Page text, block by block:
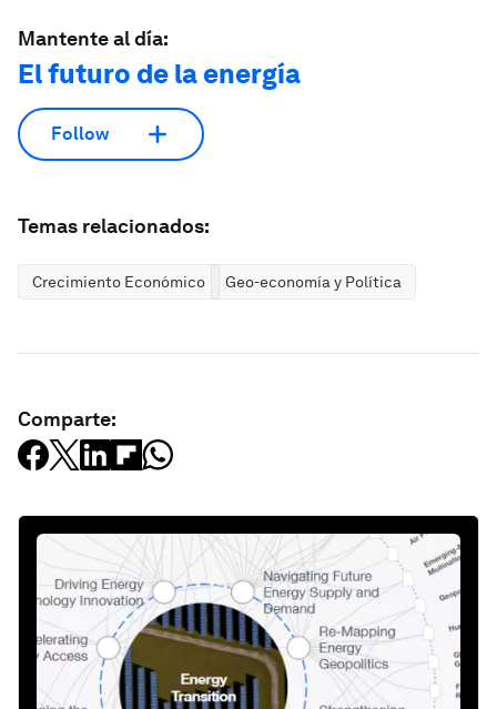
Mantente al día:
El futuro de la energía
Follow
Temas relacionados:
Crecimiento Económico Geo-economía y Política
Comparte: